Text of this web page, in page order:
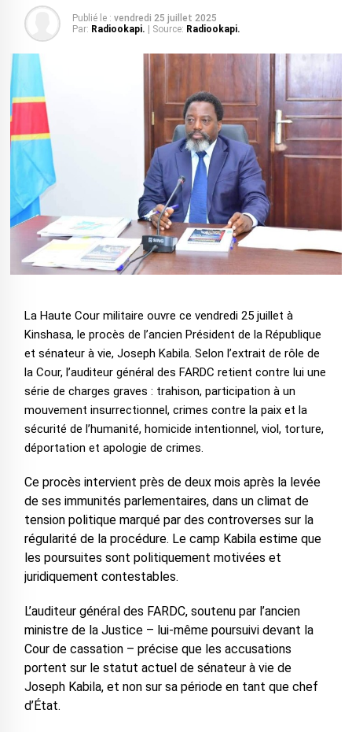
Publié le : vendredi 25 juillet 2025
Par: Radiookapi. | Source: Radiookapi.
La Haute Cour militaire ouvre ce vendredi 25 juillet à
Kinshasa, le procès de l’ancien Président de la République
et sénateur à vie, Joseph Kabila. Selon l’extrait de rôle de
la Cour, l’auditeur général des FARDC retient contre lui une
série de charges graves : trahison, participation à un
mouvement insurrectionnel, crimes contre la paix et la
sécurité de l’humanité, homicide intentionnel, viol, torture,
déportation et apologie de crimes.
Ce procès intervient près de deux mois après la levée
de ses immunités parlementaires, dans un climat de
tension politique marqué par des controverses sur la
régularité de la procédure. Le camp Kabila estime que
les poursuites sont politiquement motivées et
juridiquement contestables.
L’auditeur général des FARDC, soutenu par l’ancien
ministre de la Justice – lui-même poursuivi devant la
Cour de cassation – précise que les accusations
portent sur le statut actuel de sénateur à vie de
Joseph Kabila, et non sur sa période en tant que chef
d’État.